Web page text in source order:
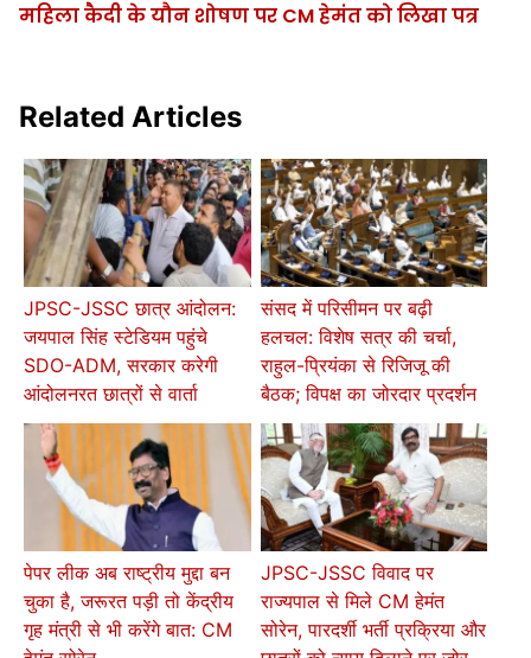
महिला कैदी के यौन शोषण पर CM हेमंत को लिखा पत्र
Related Articles
JPSC-JSSC छात्र आंदोलन:
जयपाल सिंह स्टेडियम पहुंचे
SDO-ADM, सरकार करेगी
आंदोलनरत छात्रों से वार्ता
संसद में परिसीमन पर बढ़ी
हलचल: विशेष सत्र की चर्चा,
राहुल-प्रियंका से रिजिजू की
बैठक; विपक्ष का जोरदार प्रदर्शन
पेपर लीक अब राष्ट्रीय मुद्दा बन
चुका है, जरूरत पड़ी तो केंद्रीय
गृह मंत्री से भी करेंगे बात: CM
JPSC-JSSC विवाद पर
राज्यपाल से मिले CM हेमंत
सोरेन, पारदर्शी भर्ती प्रक्रिया और